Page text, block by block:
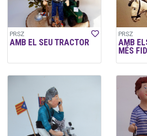
PRSZ
AMB EL SEU TRACTOR
PRSZ
AMB
MÉS